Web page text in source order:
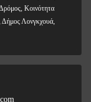
Κοινότητα
Λονγκχουά,